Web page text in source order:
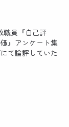
職員『自己評
』アンケート集
て論評していた